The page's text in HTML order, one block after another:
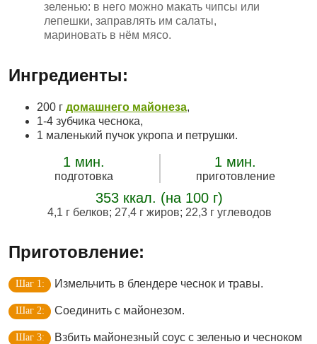
зеленью: в него можно макать чипсы или
лепешки, заправлять им салаты,
мариновать в нём мясо.
Ингредиенты:
200 г домашнего майонеза,
1-4 зубчика чеснока,
1 маленький пучок укропа и петрушки.
1 мин.
подготовка
1 мин.
приготовление
353 ккал. (на 100 г)
4,1 г белков; 27,4 г жиров; 22,3 г углеводов
Приготовление:
Измельчить в блендере чеснок и травы.
Соединить с майонезом.
Взбить майонезный соус с зеленью и чесноком